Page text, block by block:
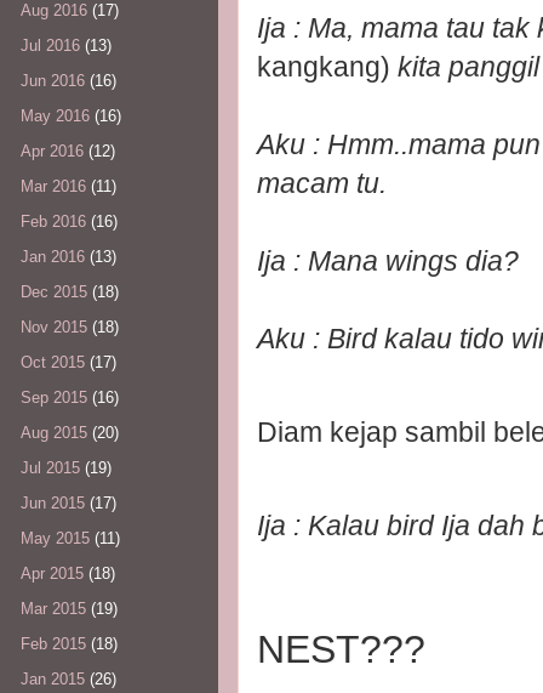
Ija : Ma, mama tau
kangkang) kita
Aku : Hmm..mama
macam tu.
Ija : Mana wings dia?
Aku : Bird kalau tido
Diam kejap sambil
Ija : Kalau bird Ija dah
NEST???
Aug 2016 (17)
Jul 2016 (13)
Jun 2016 (16)
May 2016 (16)
Apr 2016 (12)
Mar 2016 (11)
Feb 2016 (16)
Jan 2016 (13)
Dec 2015 (18)
Nov 2015 (18)
Oct 2015 (17)
Sep 2015 (16)
Aug 2015 (20)
Jul 2015 (19)
Jun 2015 (17)
May 2015 (11)
Apr 2015 (18)
Mar 2015 (19)
Feb 2015 (18)
Jan 2015 (26)